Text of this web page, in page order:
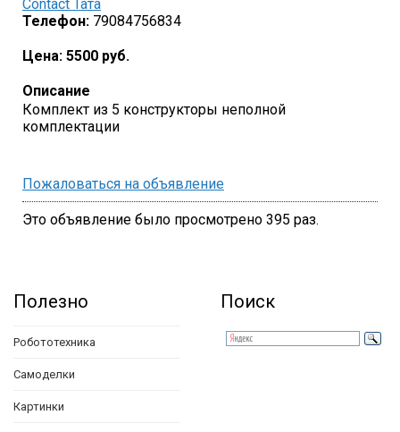
Contact Тата
Телефон: 79084756834
Цена: 5500 руб.
Описание
Комплект из 5 конструкторы неполной
комплектации
Пожаловаться на объявление
Это объявление было просмотрено 395 раз.
Полезно
Робототехника
Самоделки
Картинки
Поиск